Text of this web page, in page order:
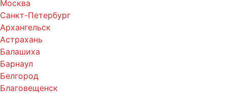
Москва
Санкт-Петербург
Архангельск
Астрахань
Балашиха
Барнаул
Белгород
Благовещенск